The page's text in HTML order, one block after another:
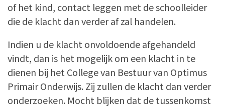
of het kind, contact leggen met de schoolleider
die de klacht dan verder af zal handelen.
Indien u de klacht onvoldoende afgehandeld
vindt, dan is het mogelijk om een klacht in te
dienen bij het College van Bestuur van Optimus
Primair Onderwijs. Zij zullen de klacht dan verder
onderzoeken. Mocht blijken dat de tussenkomst